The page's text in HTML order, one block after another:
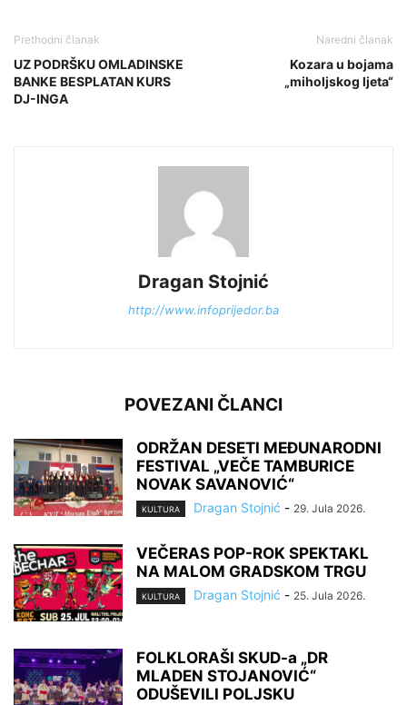
Prethodni članak
UZ PODRŠKU OMLADINSKE
BANKE BESPLATAN KURS
DJ-INGA
Naredni članak
Kozara u bojama
„miholjskog ljeta“
Dragan Stojnić
http://www.infoprijedor.ba
POVEZANI ČLANCI
ODRŽAN DESETI MEĐUNARODNI
FESTIVAL „VEČE TAMBURICE
NOVAK SAVANOVIĆ“
KULTURA Dragan Stojnić - 29. Jula 2026.
VEČERAS POP-ROK SPEKTAKL
NA MALOM GRADSKOM TRGU
KULTURA Dragan Stojnić - 25. Jula 2026.
FOLKLORAŠI SKUD-a „DR
MLADEN STOJANOVIĆ“
ODUŠEVILI POLJSKU